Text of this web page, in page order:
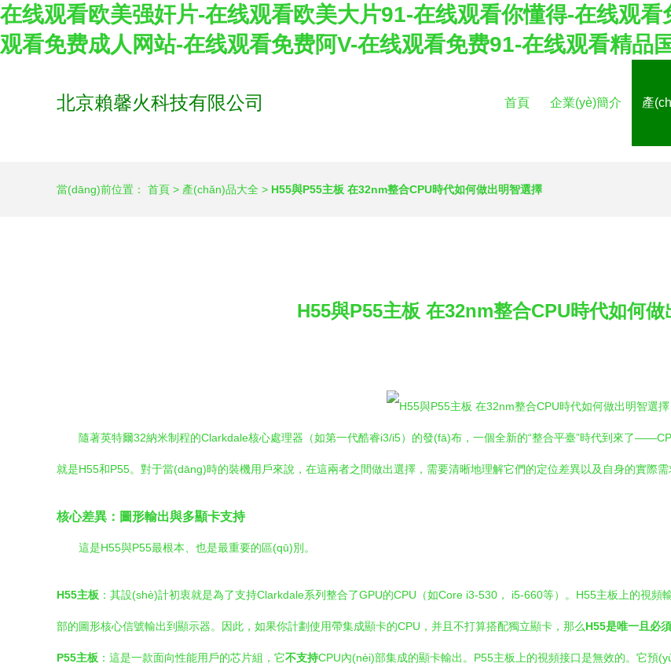
在线观看欧美强奸片-在线观看欧美大片91-在线观看你懂得-在线观
观看免费成人网站-在线观看免费阿V-在线观看免费91-在线观看精品
北京賴馨火科技有限公司 首頁 企業(yè)簡介 產
當(dāng)前位置： 首頁 > 產(chǎn)品大全 > H55與P55主板 在32nm整合CPU時代如何做出明智選擇
H55與P55主板 在32nm整合CPU時代如何做
隨著英特爾32納米制程的Clarkdale核心處理器（如第一代酷睿i3/i5）的發(fā)布，一個全新的“整合平臺”時代到來了
就是H55和P55。對于當(dāng)時的裝機用戶來說，在這兩者之間做出選擇，需要清晰地理解它們的定位差異以及自身的實際需
核心差異：圖形輸出與多顯卡支持
這是H55與P55最根本、也是最重要的區(qū)別。
H55主板 ：其設(shè)計初衷就是為了支持Clarkdale系列整合了GPU的CPU（如Core i3-530， i5-660等）。H55主板上的視頻
部的圖形核心信號輸出到顯示器。因此，如果你計劃使用帶集成顯卡的CPU，并且不打算搭配獨立顯卡，那么H55是唯一且必
P55主板 ：這是一款面向性能用戶的芯片組，它不支持CPU內(nèi)部集成的顯卡輸出。P55主板上的視頻接口是無效的。它預